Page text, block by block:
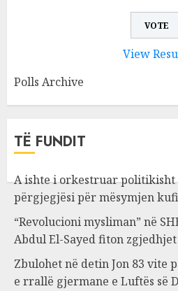
View
Polls Archive
TË FUNDIT
A ishte i orkestruar politikisht
përgjegjësi për mësymjen
“Revolucioni mysliman” në
Abdul El-Sayed fiton
Zbulohet në detin Jon 83 vite
e rrallë gjermane e Luftës së